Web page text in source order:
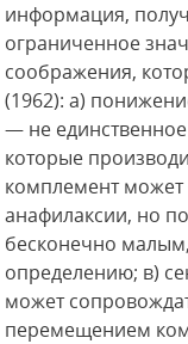
информация,
ограниченное
соображения,
(1962): а)
— не единственное
которые
комплемент
анафилаксии, но
бесконечно
определению; в)
может
перемещением